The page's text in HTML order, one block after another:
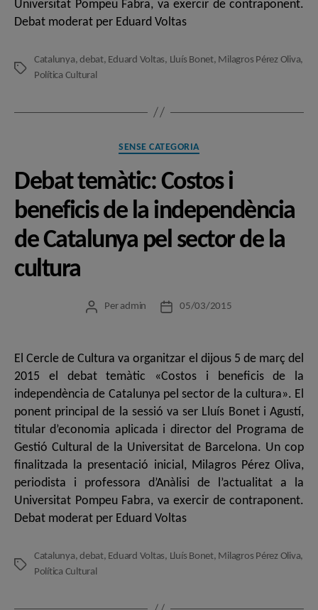
Universitat Pompeu Fabra, va exercir de contraponent.
Debat moderat per Eduard Voltas
Etiquetes
Catalunya,debat, Eduard Voltas, Lluís Bonet, Milagros Pérez Oliva,
Política Cultural
Categories
SENSE CATEGORIA
Debat temàtic: Costos i
beneficis de la independència
de Catalunya pel sector de la
cultura
Autor
Per admin
Data05/03/2015
El Cercle de Cultura va organitzar el dijous 5 de març del
2015 el debat temàtic «Costos i beneficis de la
independència de Catalunya pel sector de la cultura». El
ponent principal de la sessió va ser Lluís Bonet i Agustí,
titular d’economia aplicada i director del Programa de
Gestió Cultural de la Universitat de Barcelona. Un cop
finalitzada la presentació inicial, Milagros Pérez Oliva,
periodista i professora d’Anàlisi de l’actualitat a la
Universitat Pompeu Fabra, va exercir de contraponent.
Debat moderat per Eduard Voltas
Etiquetes
Catalunya,debat, Eduard Voltas, Lluís Bonet, Milagros Pérez Oliva,
Política Cultural